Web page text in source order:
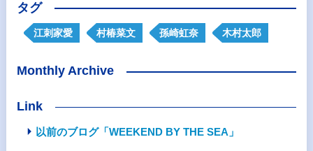
タグ
江刺家愛 村椿菜文 孫崎虹奈 木村太郎
Monthly Archive
Link
以前のブログ「WEEKEND BY THE SEA」